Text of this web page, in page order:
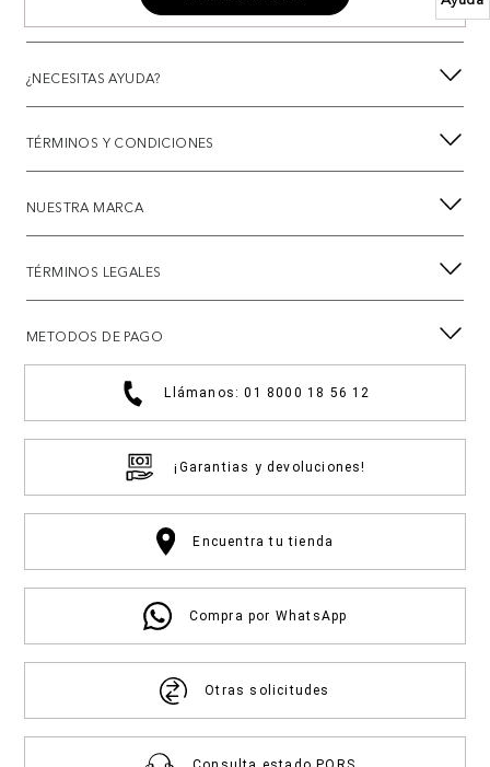
¿NECESITAS AYUDA?
TÉRMINOS Y CONDICIONES
NUESTRA MARCA
TÉRMINOS LEGALES
METODOS DE PAGO
Llámanos: 01 8000 18 56 12
¡Garantias y devoluciones!
Encuentra tu tienda
Compra por WhatsApp
Otras solicitudes